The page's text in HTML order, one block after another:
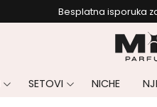
Besplatna isporuka
SETOVI NICHE